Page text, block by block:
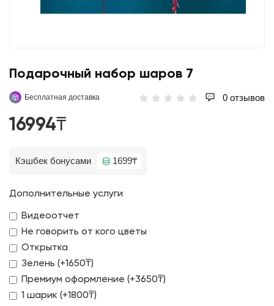
Подарочный набор шаров 7
Бесплатная доставка 0 отзывов
16994₸
Кэшбек бонусами 1699₸
Дополнительные услуги
Видеоотчет
Не говорить от кого цветы
Открытка
Зелень (+1650₸)
Премиум оформление (+3650₸)
1 шарик (+1800₸)